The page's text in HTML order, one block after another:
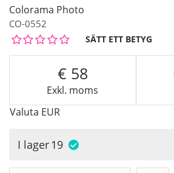
Colorama Photo
CO-0552
SÄTT ETT BETYG
Exkl. moms
58
Valuta EUR
I lager 19